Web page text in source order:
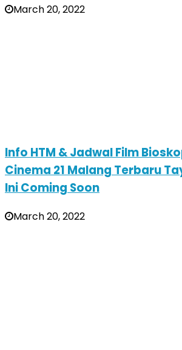
March 20, 2022
Info HTM & Jadwal Film
Cinema 21 Malang Terbaru
Ini Coming Soon
March 20, 2022